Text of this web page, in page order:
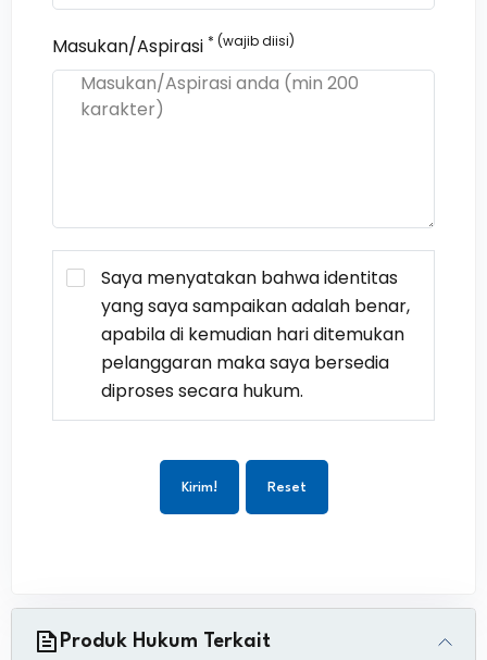
Masukan/Aspirasi * (wajib diisi)
Saya menyatakan bahwa identitas
yang saya sampaikan adalah benar,
apabila di kemudian hari ditemukan
pelanggaran maka saya bersedia
diproses secara hukum.
Kirim! Reset
Produk Hukum Terkait